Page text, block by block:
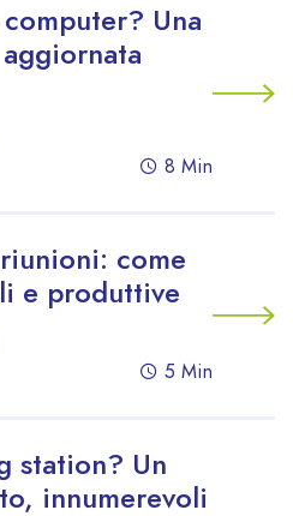
Una
8 Min
come
e produttive
5 Min
station? Un
innumerevoli